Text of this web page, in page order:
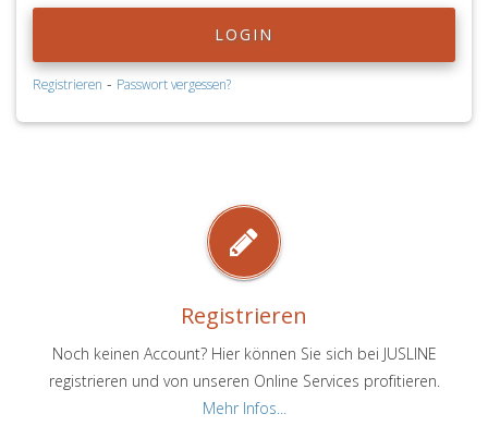
LOGIN
Registrieren - Passwort vergessen?
Registrieren
Noch keinen Account? Hier können Sie sich bei JUSLINE
registrieren und von unseren Online Services profitieren.
Mehr Infos...